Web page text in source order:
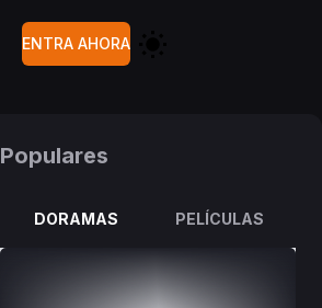
ENTRA AHORA
Populares
DORAMAS PELÍCULAS